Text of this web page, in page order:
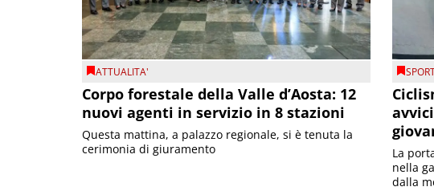
ATTUALITA'
Corpo forestale della Valle d’Aosta: 12
nuovi agenti in servizio in 8 stazioni
Questa mattina, a palazzo regionale, si è tenuta la
cerimonia di giuramento
La
nella
dalla